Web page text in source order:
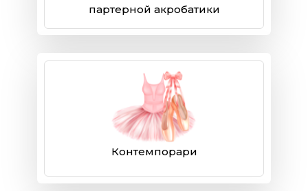
партерной акробатики
Контемпорари